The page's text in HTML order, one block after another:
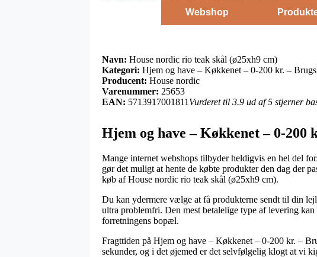
Webshop
Navn: House nordic rio teak skål (ø25xh9 cm)
Kategori: Hjem og have – Køkkenet – 0-200 kr. –
Producent: House nordic
Varenummer: 25653
EAN: 5713917001811 Vurderet til 3.9 ud af 5 stjerner
Hjem og have – Køkkenet – 0-
Mange internet webshops tilbyder heldigvis en hel del
gør det muligt at hente de købte produkter den dag der
køb af House nordic rio teak skål (ø25xh9 cm).
Du kan ydermere vælge at få produkterne sendt til din
ultra problemfri. Den mest betalelige type af levering
forretningens bopæl.
Fragttiden på Hjem og have – Køkkenet – 0-200 kr. –
sekunder, og i det øjemed er det selvfølgelig klogt at vi